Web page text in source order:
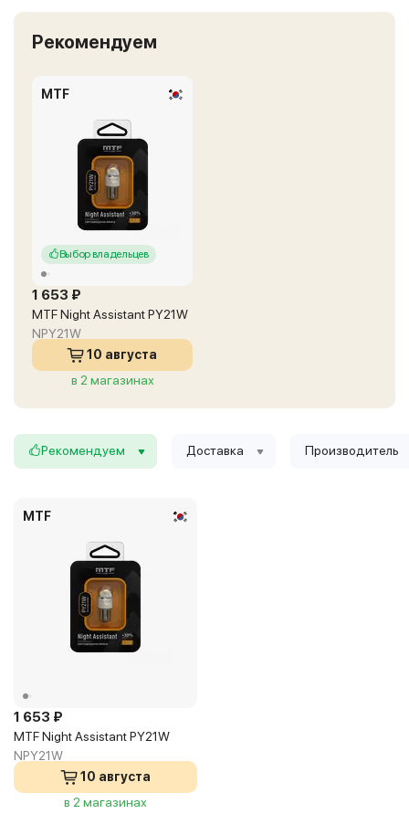
Рекомендуем
MTF
Выбор владельцев
1 653 ₽
MTF Night Assistant PY21W
NPY21W
10 августа
в 2 магазинах
Рекомендуем Доставка Производитель
MTF
1 653 ₽
MTF Night Assistant PY21W
NPY21W
10 августа
в 2 магазинах